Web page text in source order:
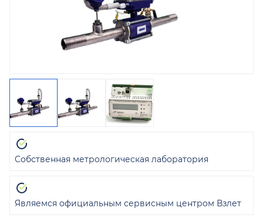
Собственная метрологическая лаборатория
Являемся официальным сервисным центром Взлет